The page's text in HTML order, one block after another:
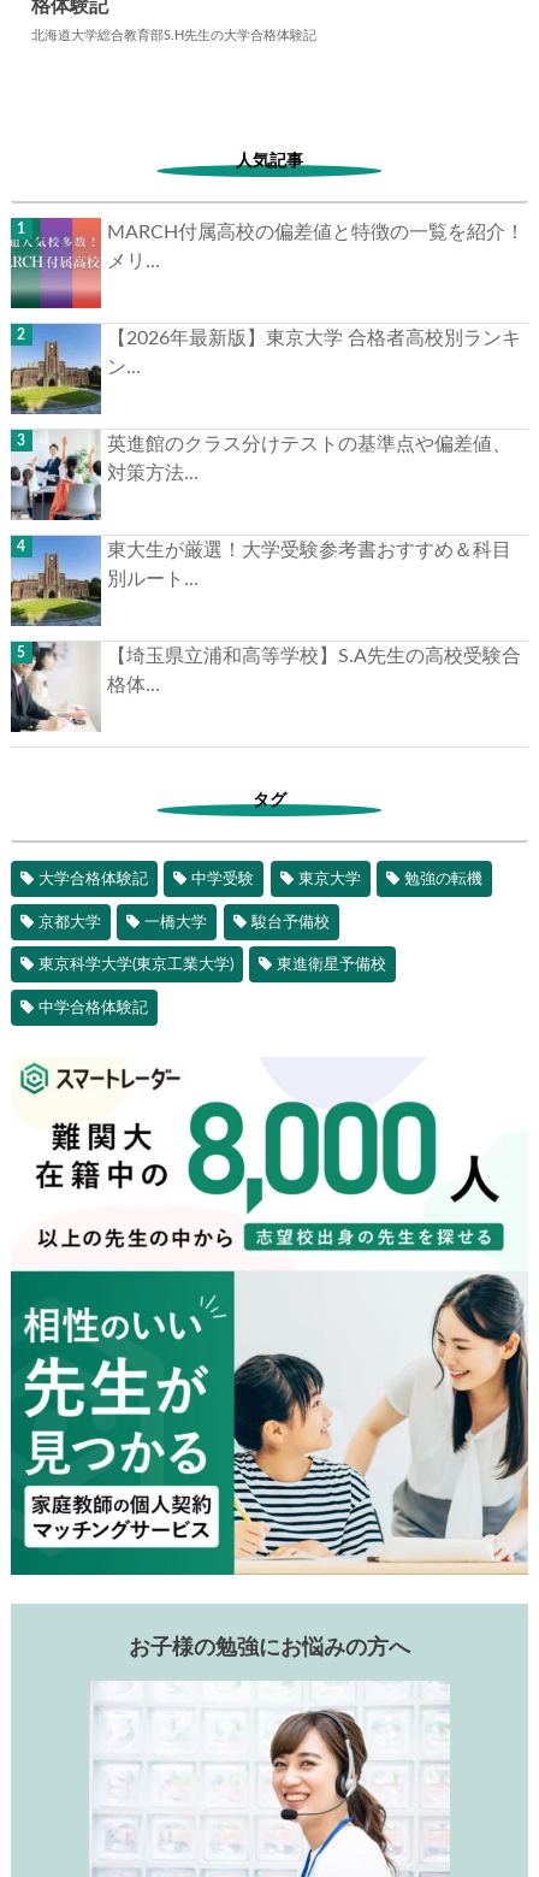
大学合格体験記
格体験記
北海道大学総合教育部S.H先生の大学合格体験記
人気記事
MARCH付属高校の偏差値と特徴の一覧を紹介！
メリ...
【2026年最新版】東京大学 合格者高校別ランキ
ン...
英進館のクラス分けテストの基準点や偏差値、
対策方法...
東大生が厳選！大学受験参考書おすすめ＆科目
別ルート...
【埼玉県立浦和高等学校】S.A先生の高校受験合
格体...
タグ
大学合格体験記 中学受験 東京大学 勉強の転機
京都大学 一橋大学 駿台予備校
東京科学大学(東京工業大学) 東進衛星予備校
中学合格体験記
お子様の勉強にお悩みの方へ